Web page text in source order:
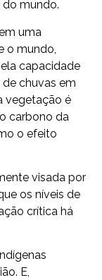
mundo.
uma
o mundo,
capacidade
chuvas em
vegetação é
carbono da
o efeito
visada por
os níveis de
crítica há
E,